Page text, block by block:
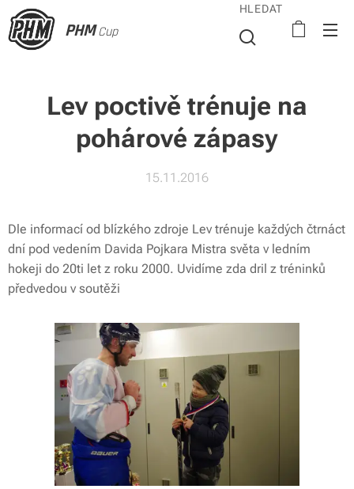
PHMCup
HLEDAT
Lev poctivě trénuje na
pohárové zápasy
15.11.2016
Dle informací od blízkého zdroje Lev trénuje každých čtrnáct
dní pod vedením Davida Pojkara Mistra světa v ledním
hokeji do 20ti let z roku 2000. Uvidíme zda dril z tréninků
předvedou v soutěži